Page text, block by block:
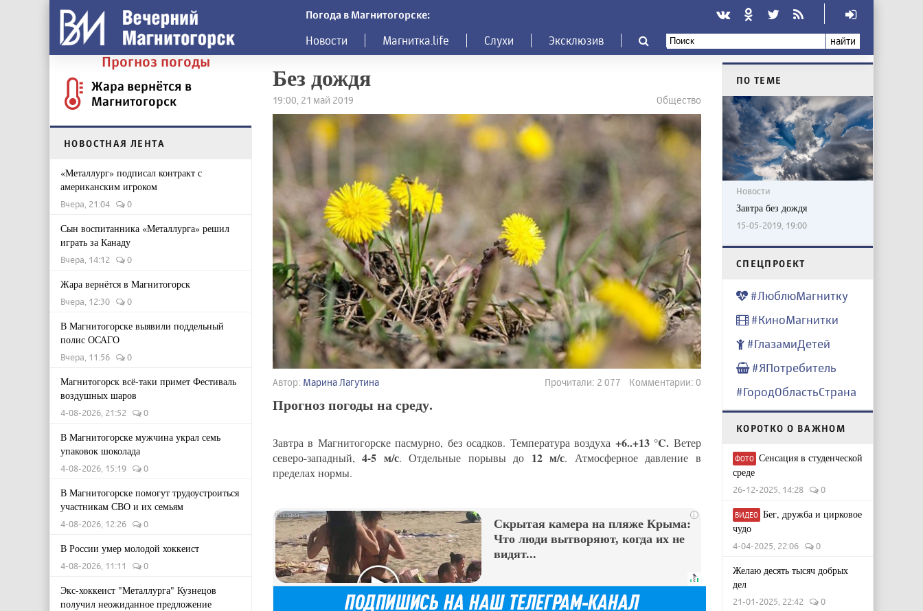
Погода в Магнитогорске:
Новости Магнитка.life Слухи Эксклюзив найти
Прогноз погоды
Жара вернётся в
Магнитогорск
НОВОСТНАЯ ЛЕНТА
«Металлург» подписал контракт с
американским игроком
Вчера, 21:04 0
Сын воспитанника «Металлурга» решил
играть за Канаду
Вчера, 14:12 0
Жара вернётся в Магнитогорск
Вчера, 12:30 0
В Магнитогорске выявили поддельный
полис ОСАГО
Вчера, 11:56 0
Магнитогорск всё-таки примет Фестиваль
воздушных шаров
4-08-2026, 21:52 0
В Магнитогорске мужчина украл семь
упаковок шоколада
4-08-2026, 15:19 0
В Магнитогорске помогут трудоустроиться
участникам СВО и их семьям
4-08-2026, 12:26 0
В России умер молодой хоккеист
4-08-2026, 11:11 0
Экс-хоккеист "Металлурга" Кузнецов
получил неожиданное предложение
Без дождя
19:00, 21 май 2019 Общество
Автор: Марина Лагутина Прочитали: 2 077 Комментарии: 0
Прогноз погоды на среду.
Завтра в Магнитогорске пасмурно, без осадков. Температура воздуха +6..+13 °C. Ветер
северо-западный,4-5 м/с. Отдельные порывы до 12 м/с. Атмосферное давление в
пределах нормы.
i
Скрытая камера на пляже Крыма:
Что люди вытворяют, когда их не
видят...
ПО ТЕМЕ
Новости
Завтра без дождя
15-05-2019, 19:00
CПЕЦПРОЕКТ
#ЛюблюМагнитку
#КиноМагнитки
#ГлазамиДетей
#ЯПотребитель
#ГородОбластьСтрана
КОРОТКО О ВАЖНОМ
ФОТО Сенсация в студенческой
среде
26-12-2025, 14:28 0
ВИДЕО Бег, дружба и цирковое
чудо
4-04-2025, 22:06 0
Желаю десять тысяч добрых
дел
21-01-2025, 22:42 0